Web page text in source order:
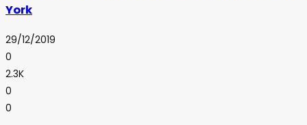
York
29/12/2019
0
2.3K
0
0